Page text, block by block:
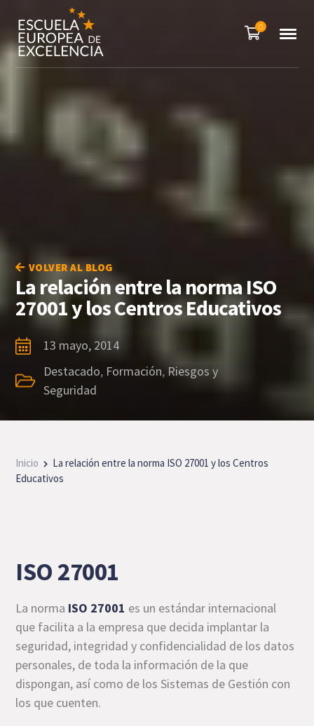
0
VOLVER AL BLOG
La relación entre la norma ISO
27001 y los Centros Educativos
13 mayo, 2014
Destacado, Formación, Riesgos y
Seguridad
Inicio
La relación entre la norma ISO 27001 y los Centros
Educativos
ISO 27001
La norma ISO 27001 es un estándar internacional
que facilita a la empresa que decida implantar la
seguridad, integridad y confidencialidad de los datos
personales, de toda la información de la que
dispongan, así como de los Sistemas de Gestión con
los que cuenten.